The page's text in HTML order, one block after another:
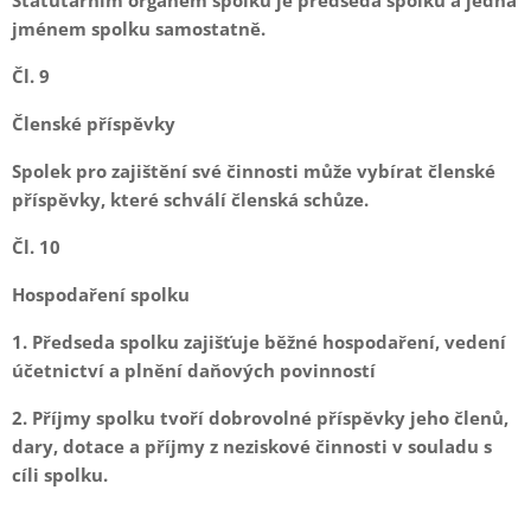
jménem spolku samostatně.
Čl. 9
Členské příspěvky
Spolek pro zajištění své činnosti může vybírat členské
příspěvky, které schválí členská schůze.
Čl. 10
Hospodaření spolku
1. Předseda spolku zajišťuje běžné hospodaření, vedení
účetnictví a plnění daňových povinností
2. Příjmy spolku tvoří dobrovolné příspěvky jeho členů,
dary, dotace a příjmy z neziskové činnosti v souladu s
cíli spolku.